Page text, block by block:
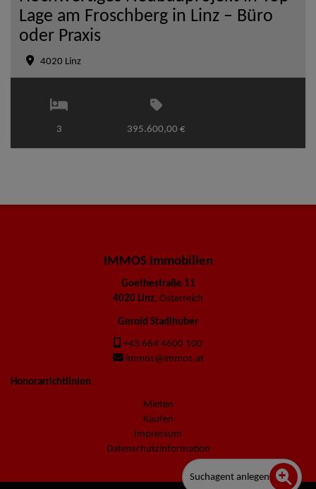
Lage am Froschberg in Linz – Büro
oder Praxis
4020 Linz
3 395.600,00 €
IMMOS Immobilien
Goethestraße 11
4020 Linz, Österreich
Gerold Stadlhuber
+43 664 4600 100
immos@immos.at
Honorarrichtlinien
Mieten
Kaufen
Impressum
Datenschutzinformation
Suchagent anlegen